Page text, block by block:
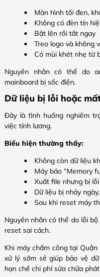
Màn hình tối đen,
Không có đèn tín
Bật lên rồi tắt ngay
Treo logo và không
Có mùi khét nhẹ từ
Nguyên nhân có thể do
mainboard bị sốc điện.
Dữ liệu bị lỗi hoặc
Đây là tình huống nghiêm
việc tính lương.
Biểu hiện thường thấy:
Không còn dữ liệu
Máy báo “Memory
Xuất file nhưng bị
Dữ liệu bị nhảy
Sau khi reset máy
Nguyên nhân có thể do lỗi
reset sai cách.
Khi máy chấm công tại
xử lý sớm sẽ giúp bảo vệ
hạn chế chi phí sửa chữa